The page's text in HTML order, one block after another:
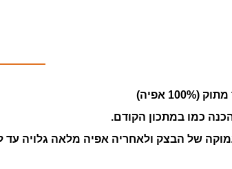
אפיה)
כמו במתכון הקודם.
של הבצק ולאחריה אפיה מלאה גלויה עד להשחמה